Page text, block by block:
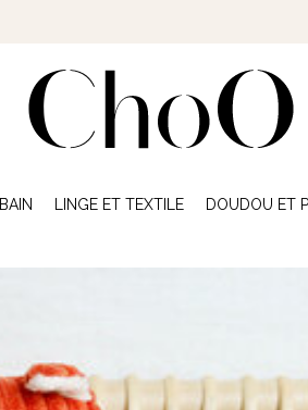
BAIN LINGE ET TEXTILE DOUDOU ET